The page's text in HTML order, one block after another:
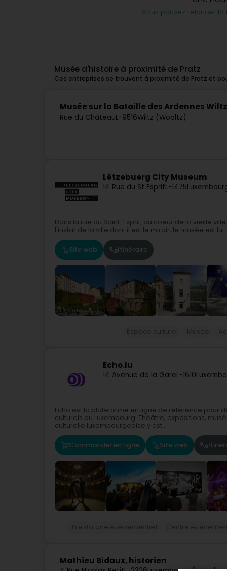
Vous pouvez relancer
Musée d'histoire à proximité de Pratz
Ces entreprises se trouvent à proximité de Pratz et
Musée sur la Bataille des Ardennes Wiltz
Rue du ChâteauL-9516Wiltz (Wooltz)
Lëtzebuerg City Museum
14 Rue du St EspritL-1475
Dans la rue du Saint-Esprit, au coeur de la vieille
l'instar de la ville dont il est le miroir, le musée est
Site web Itinéraire
Echo.lu
14 Avenue de la GareL-1610
Echo est la plateforme en ligne de référence pour
culturels au Luxembourg. Théâtre, expositions,
culturelle luxembourgeoise y est...
Commander en ligne Site web
Mathieu Bidaux, historien